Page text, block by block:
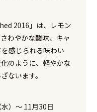
2016」は、レモン
わやかな酸味、キャ
感じられる味わい
のように、軽やかな
ないます。
）～ 11月30日